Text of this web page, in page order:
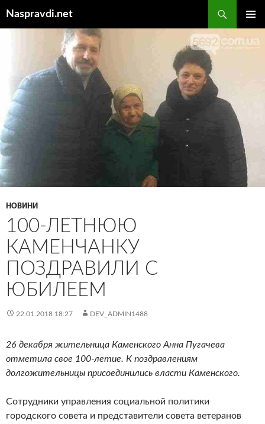
Naspravdi.net
МЕНЮ
НОВИНИ
100-ЛЕТНЮЮ
КАМЕНЧАНКУ
ПОЗДРАВИЛИ С
ЮБИЛЕЕМ
22.01.2018 18:27 DEV_ADMIN1488
26 декабря жительница Каменского Анна Пугачева
отметила свое 100-летие. К поздравлениям
долгожительницы присоединились власти Каменского.
Сотрудники управления социальной политики
городского совета и представители совета ветеранов